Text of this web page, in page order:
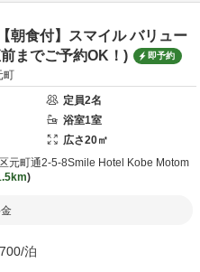
朝食付】スマイル バリュー
までご予約OK！)
即予約
町
定員2名
浴室1室
広さ20㎡
元町通2-5-8Smile Hotel Kobe Motom
/泊